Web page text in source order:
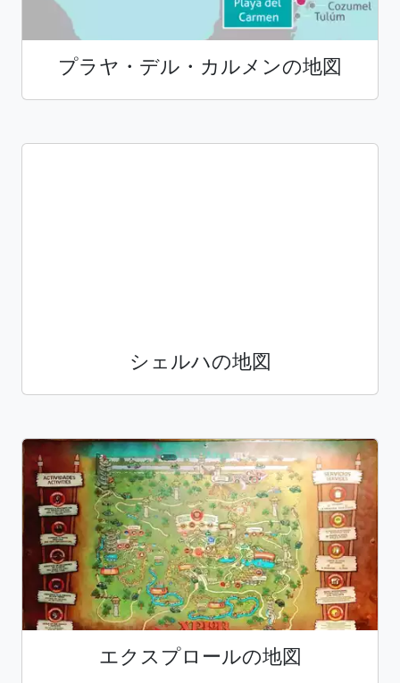
プラヤ・デル・カルメンの地図
シェルハの地図
エクスプロールの地図